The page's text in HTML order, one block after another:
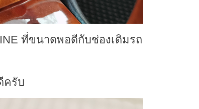
ที่ขนาดพอดีกับช่องเดิมรถ
ครับ